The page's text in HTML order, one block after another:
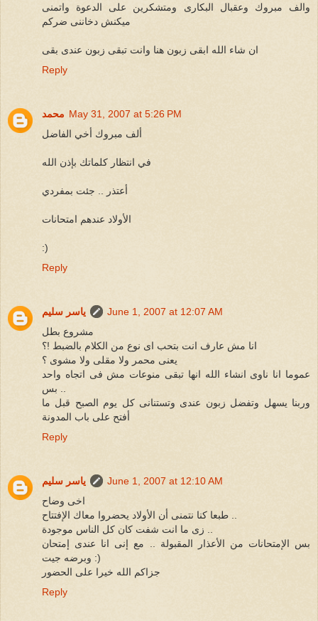
والف مبروك وعقبال البكارى ومتشكرين على الدعوة واتمنى
ميكنش دخاننى ضركم
ان شاء الله ابقى زبون هنا وانت تبقى زبون عندى بقى
Reply
محمد May 31, 2007 at 5:26 PM
ألف مبروك أخي الفاضل
في انتظار كلماتك بإذن الله
أعتذر .. جئت بمفردي
الأولاد عندهم امتحانات
:)
Reply
ياسر سليم
June 1, 2007 at 12:07 AM
مشروع بطل
انا مش عارف انت بتحب اى نوع من الكلام بالضبط !؟
يعنى محمر ولا مقلى ولا مشوى ؟
عموما انا ناوى انشاء الله انها تبقى منوعات مش فى اتجاه واحد
وربنا يسهل وتفضل زبون عندى وتستنانى كل يوم الصبح قبل ما
أفتح على باب المدونة
Reply
ياسر سليم
June 1, 2007 at 12:10 AM
اخى وضاح
بس الإمتحانات من الأعذار المقبولة .. مع إنى انا عندى إمتحان
وبرضه جيت :)
جزاكم الله خيرا على الحضور
Reply